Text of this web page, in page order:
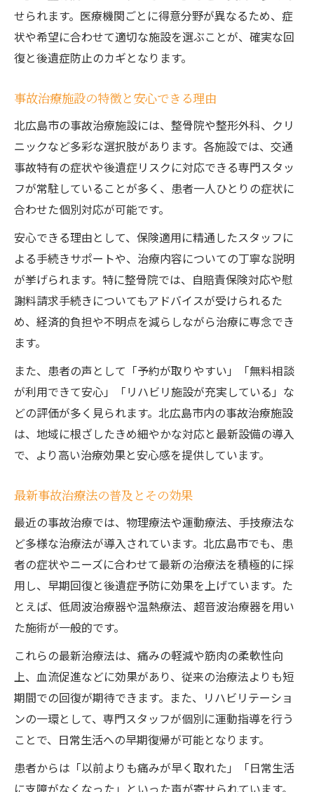
せられます。医療機関ごとに得意分野が異なるため、症
状や希望に合わせて適切な施設を選ぶことが、確実な回
復と後遺症防止のカギとなります。
事故治療施設の特徴と安心できる理由
北広島市の事故治療施設には、整骨院や整形外科、クリ
ニックなど多彩な選択肢があります。各施設では、交通
事故特有の症状や後遺症リスクに対応できる専門スタッ
フが常駐していることが多く、患者一人ひとりの症状に
合わせた個別対応が可能です。
安心できる理由として、保険適用に精通したスタッフに
よる手続きサポートや、治療内容についての丁寧な説明
が挙げられます。特に整骨院では、自賠責保険対応や慰
謝料請求手続きについてもアドバイスが受けられるた
め、経済的負担や不明点を減らしながら治療に専念でき
ます。
また、患者の声として「予約が取りやすい」「無料相談
が利用できて安心」「リハビリ施設が充実している」な
どの評価が多く見られます。北広島市内の事故治療施設
は、地域に根ざしたきめ細やかな対応と最新設備の導入
で、より高い治療効果と安心感を提供しています。
最新事故治療法の普及とその効果
最近の事故治療では、物理療法や運動療法、手技療法な
ど多様な治療法が導入されています。北広島市でも、患
者の症状やニーズに合わせて最新の治療法を積極的に採
用し、早期回復と後遺症予防に効果を上げています。た
とえば、低周波治療器や温熱療法、超音波治療器を用い
た施術が一般的です。
これらの最新治療法は、痛みの軽減や筋肉の柔軟性向
上、血流促進などに効果があり、従来の治療法よりも短
期間での回復が期待できます。また、リハビリテーショ
ンの一環として、専門スタッフが個別に運動指導を行う
ことで、日常生活への早期復帰が可能となります。
患者からは「以前よりも痛みが早く取れた」「日常生活
に支障がなくなった」といった声が寄せられています。